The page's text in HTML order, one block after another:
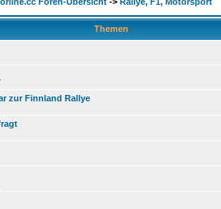
Themen
zur Finnland Rallye